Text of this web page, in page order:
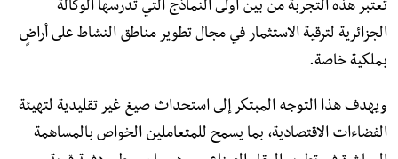
​تعتبر هذه التجربة من بين أولى النماذج التي تدرسها الوكالة
الجزائرية لترقية الاستثمار في مجال تطوير مناطق النشاط على أراضٍ
بملكية خاصة.
ويهدف هذا التوجه المبتكر إلى استحداث صيغ غير تقليدية لتهيئة
الفضاءات الاقتصادية، بما يسمح للمتعاملين الخواص بالمساهمة